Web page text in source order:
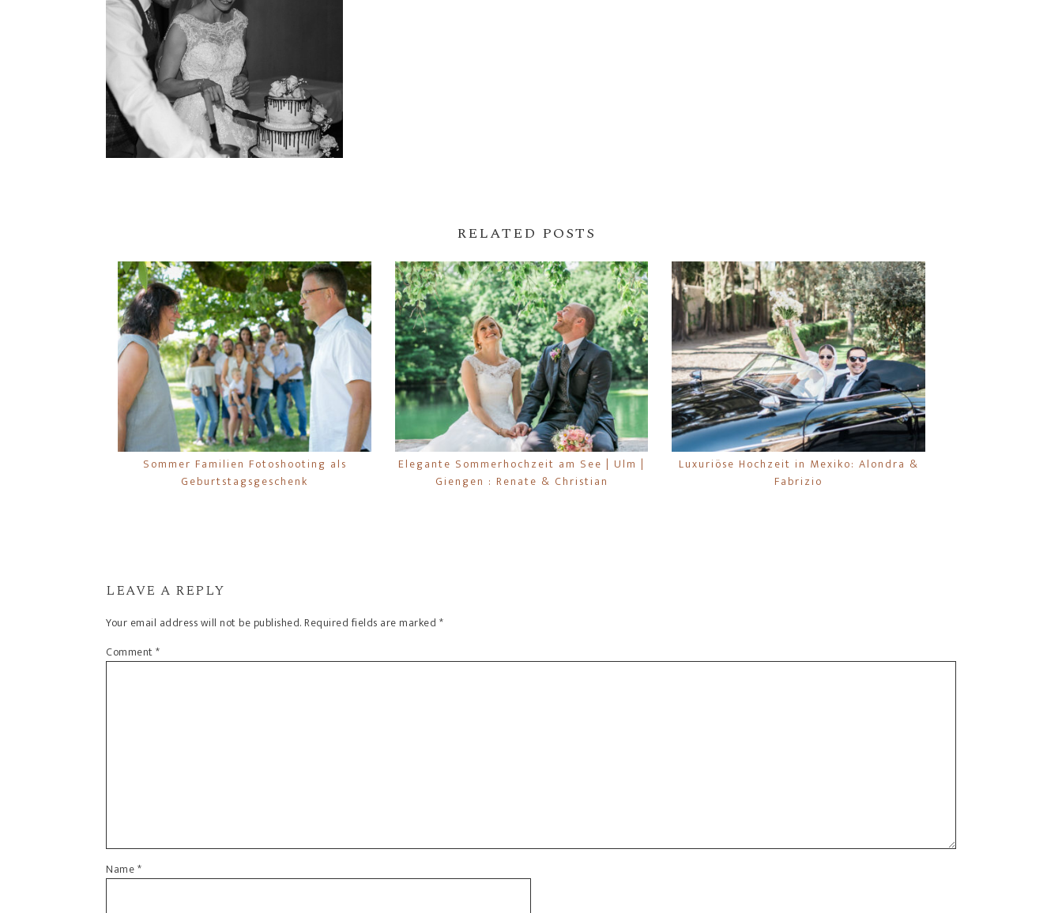
RELATED POSTS
Sommer Familien Fotoshooting als
Geburtstagsgeschenk
Elegante Sommerhochzeit am See | Ulm |
Giengen : Renate & Christian
Luxuriöse Hochzeit in Mexiko: Alondra &
Fabrizio
LEAVE A REPLY
Your email address will not be published. Required fields are marked *
Comment*
Name*